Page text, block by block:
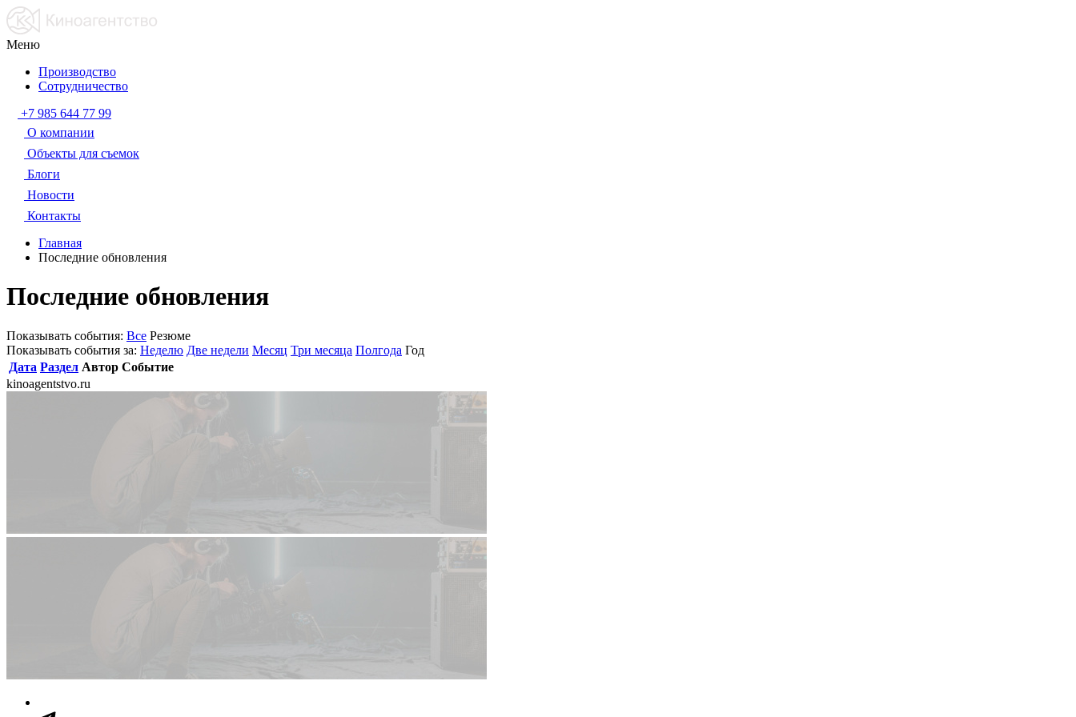
Меню
Производство
Сотрудничество
+7 985 644 77 99
О компании
Объекты для съемок
Блоги
Новости
Контакты
Главная
Последние обновления
Последние обновления
Показывать события: Все Резюме
Показывать события за: Неделю Две недели Месяц Три месяца Полгода Год
Дата Раздел Автор Событие
kinoagentstvo.ru